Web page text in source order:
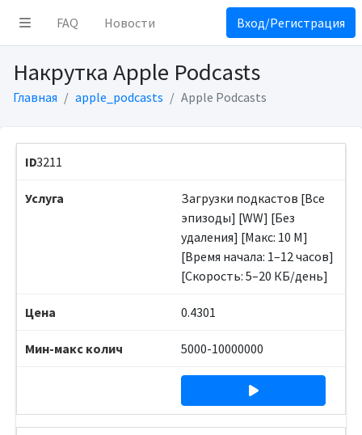
FAQ Новости Вход/Регистрация
Накрутка Apple Podcasts
Главная apple_podcasts Apple Podcasts
3211
Загрузки подкастов [Все
эпизоды] [WW] [Без
удаления] [Макс: 10 M]
[Время начала: 1–12 часов]
[Скорость: 5–20 КБ/день]
0.4301
5000-10000000